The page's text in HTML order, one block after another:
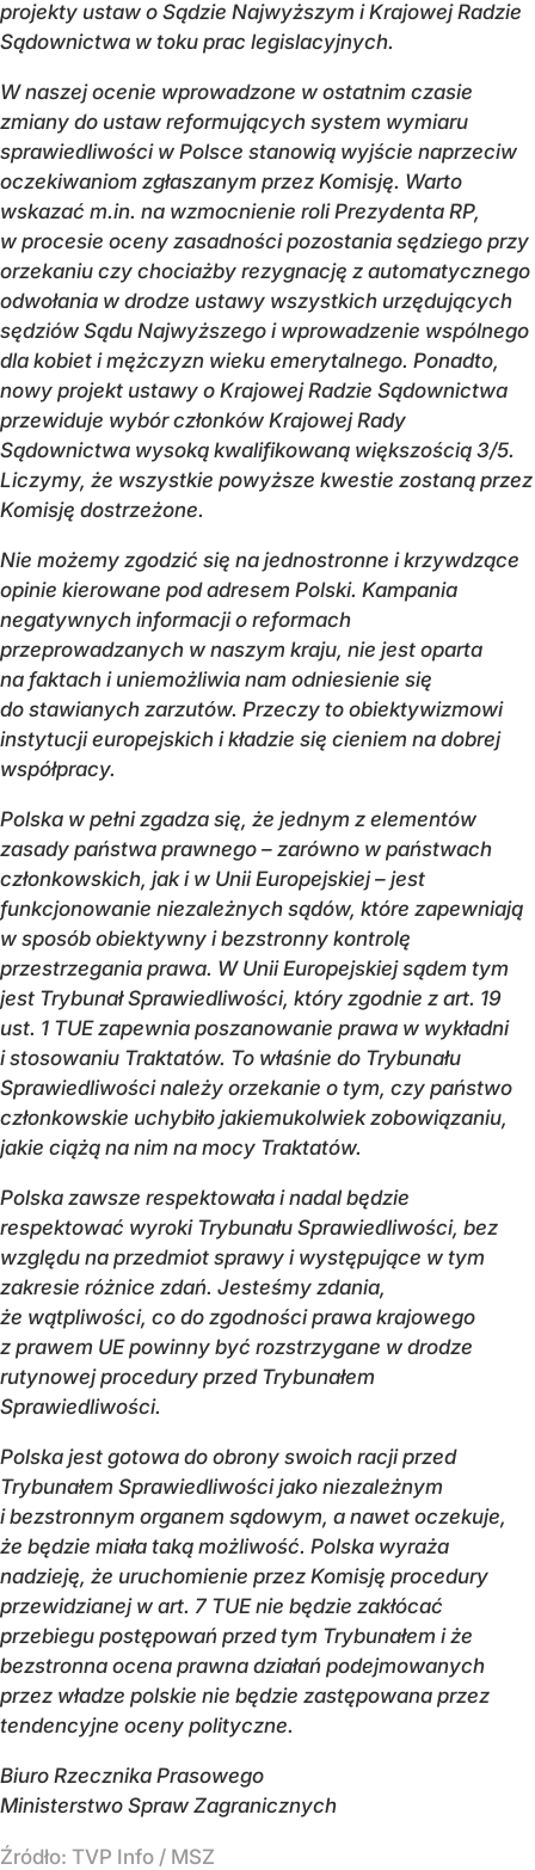
projekty ustaw o Sądzie Najwyższym i Krajowej Radzie
Sądownictwa w toku prac legislacyjnych.
W naszej ocenie wprowadzone w ostatnim czasie
zmiany do ustaw reformujących system wymiaru
sprawiedliwości w Polsce stanowią wyjście naprzeciw
oczekiwaniom zgłaszanym przez Komisję. Warto
wskazać m.in. na wzmocnienie roli Prezydenta RP,
w procesie oceny zasadności pozostania sędziego przy
orzekaniu czy chociażby rezygnację z automatycznego
odwołania w drodze ustawy wszystkich urzędujących
sędziów Sądu Najwyższego i wprowadzenie wspólnego
dla kobiet i mężczyzn wieku emerytalnego. Ponadto,
nowy projekt ustawy o Krajowej Radzie Sądownictwa
przewiduje wybór członków Krajowej Rady
Sądownictwa wysoką kwalifikowaną większością 3/5.
Liczymy, że wszystkie powyższe kwestie zostaną przez
Komisję dostrzeżone.
Nie możemy zgodzić się na jednostronne i krzywdzące
opinie kierowane pod adresem Polski. Kampania
negatywnych informacji o reformach
przeprowadzanych w naszym kraju, nie jest oparta
na faktach i uniemożliwia nam odniesienie się
do stawianych zarzutów. Przeczy to obiektywizmowi
instytucji europejskich i kładzie się cieniem na dobrej
współpracy.
Polska w pełni zgadza się, że jednym z elementów
zasady państwa prawnego – zarówno w państwach
członkowskich, jak i w Unii Europejskiej – jest
funkcjonowanie niezależnych sądów, które zapewniają
w sposób obiektywny i bezstronny kontrolę
przestrzegania prawa. W Unii Europejskiej sądem tym
jest Trybunał Sprawiedliwości, który zgodnie z art. 19
ust. 1 TUE zapewnia poszanowanie prawa w wykładni
i stosowaniu Traktatów. To właśnie do Trybunału
Sprawiedliwości należy orzekanie o tym, czy państwo
członkowskie uchybiło jakiemukolwiek zobowiązaniu,
jakie ciążą na nim na mocy Traktatów.
Polska zawsze respektowała i nadal będzie
respektować wyroki Trybunału Sprawiedliwości, bez
względu na przedmiot sprawy i występujące w tym
zakresie różnice zdań. Jesteśmy zdania,
że wątpliwości, co do zgodności prawa krajowego
z prawem UE powinny być rozstrzygane w drodze
rutynowej procedury przed Trybunałem
Sprawiedliwości.
Polska jest gotowa do obrony swoich racji przed
Trybunałem Sprawiedliwości jako niezależnym
i bezstronnym organem sądowym, a nawet oczekuje,
że będzie miała taką możliwość. Polska wyraża
nadzieję, że uruchomienie przez Komisję procedury
przewidzianej w art. 7 TUE nie będzie zakłócać
przebiegu postępowań przed tym Trybunałem i że
bezstronna ocena prawna działań podejmowanych
przez władze polskie nie będzie zastępowana przez
tendencyjne oceny polityczne.
Biuro Rzecznika Prasowego
Ministerstwo Spraw Zagranicznych
Źródło: TVP Info / MSZ